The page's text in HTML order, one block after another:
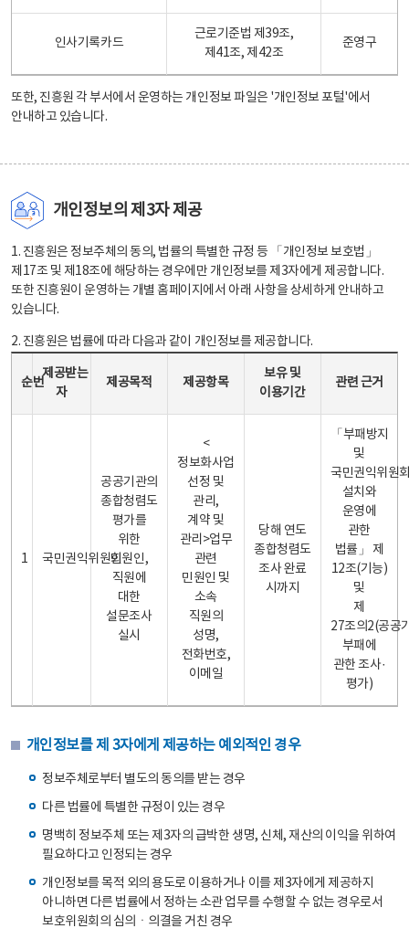
인사기록카드
근로기준법 제39조,
제41조, 제42조
준영구
또한, 진흥원 각 부서에서 운영하는 개인정보 파일은 '개인정보 포털'에서
안내하고 있습니다.
개인정보의 제3자 제공
1. 진흥원은 정보주체의 동의, 법률의 특별한 규정 등 「개인정보 보호법」
제17조 및 제18조에 해당하는 경우에만 개인정보를 제3자에게 제공합니다.
또한 진흥원이 운영하는 개별 홈페이지에서 아래 사항을 상세하게 안내하고
있습니다.
2. 진흥원은 법률에 따라 다음과 같이 개인정보를 제공합니다.
순번
제공받는
자
제공목적 제공항목
보유 및
이용기간
관련 근거
1 국민권익위원회
공공기관의
종합청렴도
평가를
위한
민원인,
직원에
대한
설문조사
실시
<
정보화사업
선정 및
관리,
계약 및
관리>업무
관련
민원인 및
소속
직원의
성명,
전화번호,
이메일
당해 연도
종합청렴도
조사 완료
시까지
「부패방지
및
국민권익위원
설치와
운영에
관한
법률」 제
12조(기능)
및
제
27조의2(공공
부패에
관한 조사·
평가)
개인정보를 제 3자에게 제공하는 예외적인 경우
정보주체로부터 별도의 동의를 받는 경우
다른 법률에 특별한 규정이 있는 경우
명백히 정보주체 또는 제3자의 급박한 생명, 신체, 재산의 이익을 위하여
필요하다고 인정되는 경우
개인정보를 목적 외의 용도로 이용하거나 이를 제3자에게 제공하지
아니하면 다른 법률에서 정하는 소관 업무를 수행할 수 없는 경우로서
보호위원회의 심의ㆍ의결을 거친 경우